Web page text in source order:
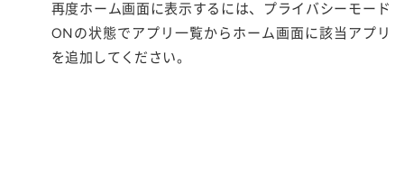
再度ホーム画面に表示するには、プライバシーモード
ONの状態でアプリ一覧からホーム画面に該当アプリ
を追加してください。